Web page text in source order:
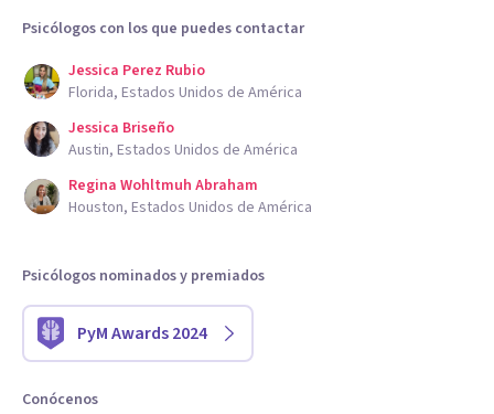
Psicólogos con los que puedes contactar
Jessica Perez Rubio
Florida, Estados Unidos de América
Jessica Briseño
Austin, Estados Unidos de América
Regina Wohltmuh Abraham
Houston, Estados Unidos de América
Psicólogos nominados y premiados
PyM Awards 2024
Conócenos